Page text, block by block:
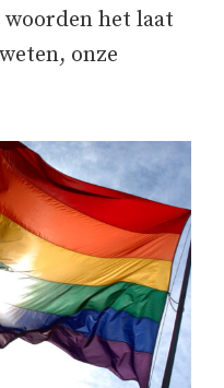
het laat
onze